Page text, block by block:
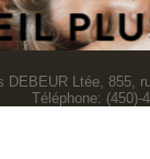
DEBEUR Ltée, 855,
Téléphone: (450)-